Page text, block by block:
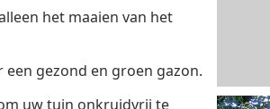
het maaien van het
gezond en groen gazon.
uw tuin onkruidvrij te